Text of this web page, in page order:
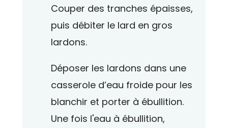
Couper des tranches épaisses,
puis débiter le lard en gros
lardons.
Déposer les lardons dans une
casserole d’eau froide pour les
blanchir et porter à ébullition.
Une fois l'eau à ébullition,